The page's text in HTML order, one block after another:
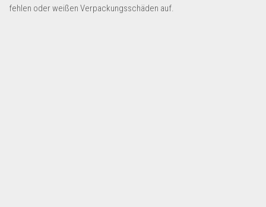
Kostenlos Registrieren
fehlen oder weißen Verpackungsschäden auf.